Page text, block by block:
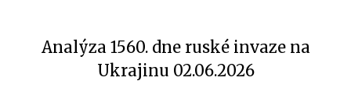
Analýza 1560. dne ruské invaze na
Ukrajinu 02.06.2026